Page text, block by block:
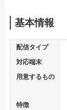
基本情報
配信タイプ
対応端末
用意するもの
特徴